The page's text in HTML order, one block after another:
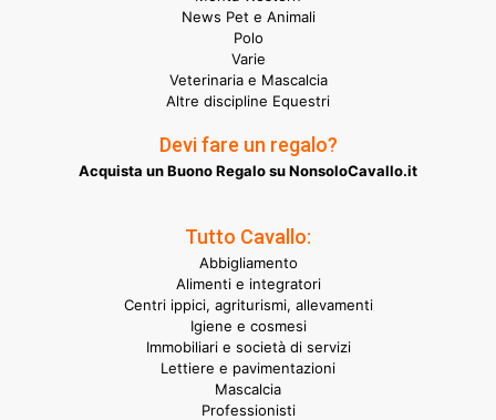
News Pet e Animali
Polo
Varie
Veterinaria e Mascalcia
Altre discipline Equestri
Devi fare un regalo?
Acquista un Buono Regalo su NonsoloCavallo.it
Tutto Cavallo:
Abbigliamento
Alimenti e integratori
Centri ippici, agriturismi, allevamenti
Igiene e cosmesi
Immobiliari e società di servizi
Lettiere e pavimentazioni
Mascalcia
Professionisti